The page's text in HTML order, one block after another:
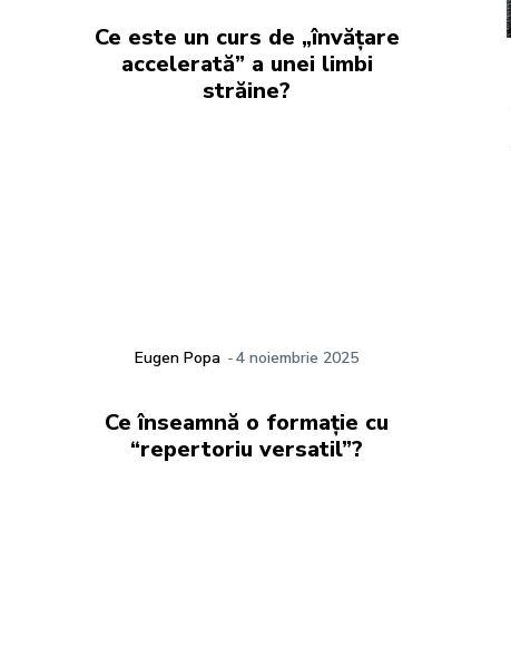
Ce este un curs de „învățare
accelerată” a unei limbi
străine?
Eugen Popa -4 noiembrie 2025
Ce înseamnă o formație cu
“repertoriu versatil”?